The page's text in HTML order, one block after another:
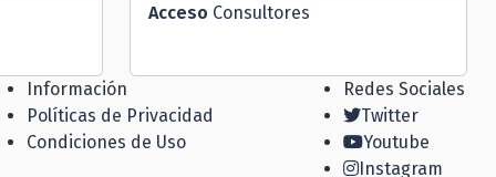
Acceso Consultores
Información
Políticas de Privacidad
Condiciones de Uso
Redes Sociales
Twitter
Youtube
Instagram